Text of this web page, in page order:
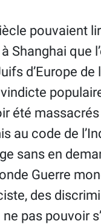
pouvaient
Shanghai que
d’Europe de
été
au code de
sans en
Guerre
des
pas pouvoir